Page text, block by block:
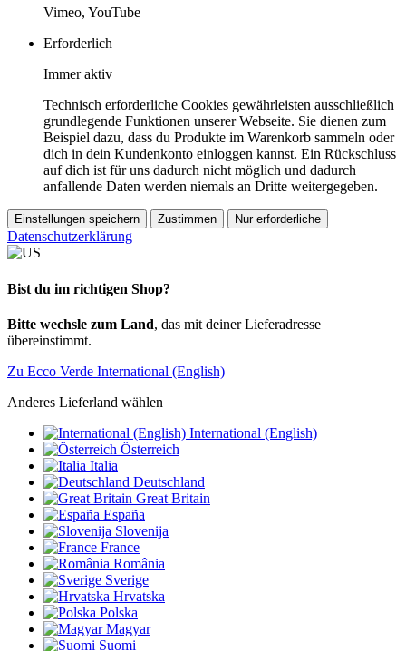
Vimeo, YouTube
Erforderlich
Immer aktiv
Technisch erforderliche Cookies gewährleisten ausschließlich
grundlegende Funktionen unserer Webseite. Sie dienen zum
Beispiel dazu, dass du Produkte im Warenkorb sammeln oder
dich in dein Kundenkonto einloggen kannst. Ein Rückschluss
auf dich ist für uns dadurch nicht möglich und dadurch
anfallende Daten werden niemals an Dritte weitergegeben.
Einstellungen speichern Zustimmen Nur erforderliche
Datenschutzerklärung
Bist du im richtigen Shop?
Bitte wechsle zum Land, das mit deiner Lieferadresse
übereinstimmt.
Zu Ecco Verde International (English)
Anderes Lieferland wählen
International (English)
Österreich
Italia
Deutschland
Great Britain
España
Slovenija
France
România
Sverige
Hrvatska
Polska
Magyar
Suomi